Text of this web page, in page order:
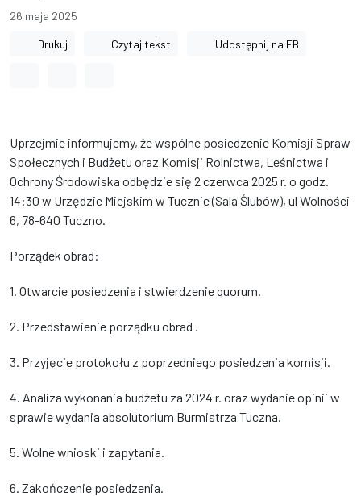
26 maja 2025
Drukuj Czytaj tekst Udostępnij na FB
Uprzejmie informujemy, że wspólne posiedzenie Komisji Spraw
Społecznych i Budżetu oraz Komisji Rolnictwa, Leśnictwa i
Ochrony Środowiska odbędzie się 2 czerwca 2025 r. o godz.
14:30 w Urzędzie Miejskim w Tucznie (Sala Ślubów), ul Wolności
6, 78-640 Tuczno.
Porządek obrad:
1. Otwarcie posiedzenia i stwierdzenie quorum.
2. Przedstawienie porządku obrad .
3. Przyjęcie protokołu z poprzedniego posiedzenia komisji.
4. Analiza wykonania budżetu za 2024 r. oraz wydanie opinii w
sprawie wydania absolutorium Burmistrza Tuczna.
5. Wolne wnioski i zapytania.
6. Zakończenie posiedzenia.